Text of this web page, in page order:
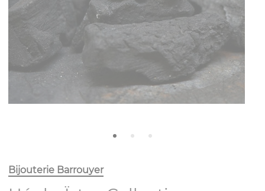
Bijouterie Barrouyer